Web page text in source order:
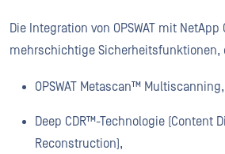
Die Integration von OPSWAT mit
mehrschichtige Sicherheitsfunktionen,
OPSWAT Metascan™ Multiscanning,
Deep CDR™-Technologie (Content
Reconstruction),